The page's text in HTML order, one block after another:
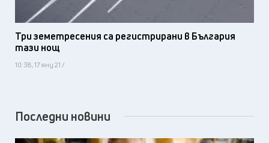
Три земетресения са регистрирани в България
тази нощ
10:38, 17 яну 21 /
Последни новини